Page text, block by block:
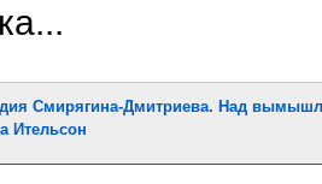
Смирягина-Дмитриева. Над
Ительсон